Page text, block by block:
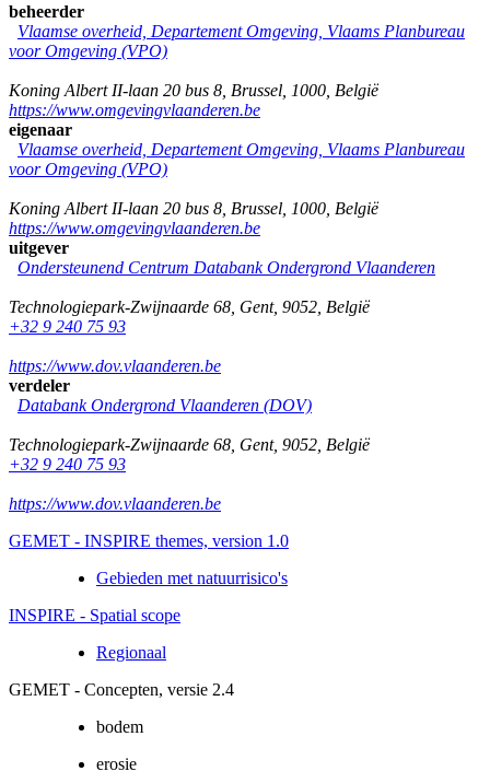
beheerder
Vlaamse overheid, Departement Omgeving, Vlaams Planbureau
voor Omgeving (VPO)
Koning Albert II-laan 20 bus 8 Brussel 1000 België
https://www.omgevingvlaanderen.be
eigenaar
Vlaamse overheid, Departement Omgeving, Vlaams Planbureau
voor Omgeving (VPO)
Koning Albert II-laan 20 bus 8 Brussel 1000 België
https://www.omgevingvlaanderen.be
uitgever
Ondersteunend Centrum Databank Ondergrond Vlaanderen
Technologiepark-Zwijnaarde 68 Gent, 9052 België
+32 9 240 75 93
https://www.dov.vlaanderen.be
verdeler
Databank Ondergrond Vlaanderen (DOV)
Technologiepark-Zwijnaarde 68 Gent, 9052 België
+32 9 240 75 93
https://www.dov.vlaanderen.be
GEMET - INSPIRE themes, version 1.0
Gebieden met natuurrisico's
INSPIRE - Spatial scope
Regionaal
GEMET - Concepten, versie 2.4
bodem
erosie